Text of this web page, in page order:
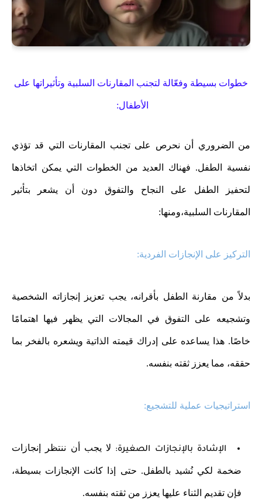
خطوات بسيطة وفعّالة لتجنب المقارنات السلبية وتأثيراتها على
الأطفال:
من الضروري أن نحرص على تجنب المقارنات التي قد تؤذي
نفسية الطفل. فهناك العديد من الخطوات التي يمكن اتخاذها
لتحفيز الطفل على النجاح والتفوق دون أن يشعر بتأثير
المقارنات السلبية،ومنها:
التركيز على الإنجازات الفردية:
بدلاً من مقارنة الطفل بأقرانه، يجب تعزيز إنجازاته الشخصية
وتشجيعه على التفوق في المجالات التي يظهر فيها اهتمامًا
خاصًا. هذا يساعده على إدراك قيمته الذاتية ويشعره بالفخر بما
حققه، مما يعزز ثقته بنفسه.
استراتيجيات عملية للتشجيع:
الإشادة بالإنجازات الصغيرة: لا يجب أن ننتظر إنجازات
ضخمة لكي نُشيد بالطفل. حتى إذا كانت الإنجازات بسيطة،
فإن تقديم الثناء عليها يعزز من ثقته بنفسه.